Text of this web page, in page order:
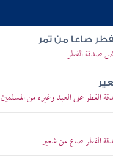
صاعا من تمر
صدقة الفطر
على العبد وغيره من المسلمين
الفطر صاع من شعير